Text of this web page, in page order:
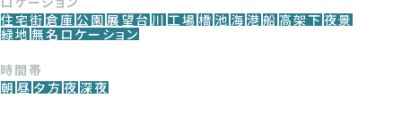
住宅街倉庫公園展望台川工場橋池海港船高架下夜景
緑地無名ロケーション
時間帯
朝昼夕方夜深夜